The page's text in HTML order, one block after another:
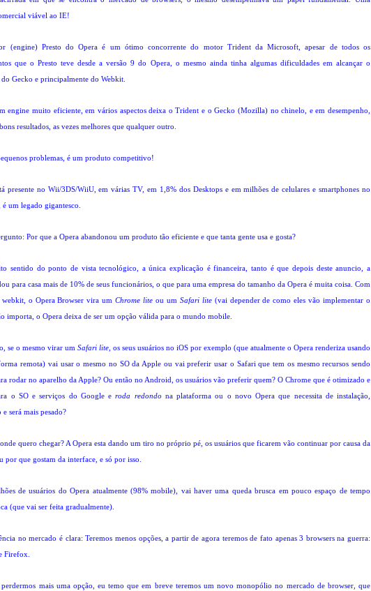
viável ao IE!
(engine) Presto do Opera é um ótimo concorrente do motor Trident da Microsoft, apesar de todos os
que o Presto teve desde a versão 9 do Opera, o mesmo ainda tinha algumas dificuldades em alcançar o
do Gecko e principalmente do Webkit.
engine muito eficiente, em vários aspectos deixa o Trident e o Gecko (Mozilla) no chinelo, e em desempenho,
resultados, as vezes melhores que qualquer outro.
problemas, é um produto competitivo!
presente no Wii/3DS/WiiU, em várias TV, em 1,8% dos Desktops e em milhões de celulares e smartphones no
um legado gigantesco.
Por que a Opera abandonou um produto tão eficiente e que tanta gente usa e gosta?
sentido do ponto de vista tecnológico, a única explicação é financeira, tanto é que depois deste anuncio, a
para casa mais de 10% de seus funcionários, o que para uma empresa do tamanho da Opera é muita coisa. Com
webkit, o Opera Browser vira umChrome lite ou um Safari lite(vai depender de como eles vão implementar o
importa, o Opera deixa de ser um opção válida para o mundo mobile.
se o mesmo virar um Safari lite , os seus usuários no iOS por exemplo (que atualmente o Opera renderiza usando
remota) vai usar o mesmo no SO da Apple ou vai preferir usar o Safari que tem os mesmo recursos sendo
rodar no aparelho da Apple? Ou então no Android, os usuários vão preferir quem? O Chrome que é otimizado e
o SO e serviços do Google eroda redondona plataforma ou o novo Opera que necessita de instalação,
será mais pesado?
quero chegar? A Opera esta dando um tiro no próprio pé, os usuários que ficarem vão continuar por causa da
por que gostam da interface, e só por isso.
de usuários do Opera atualmente (98% mobile), vai haver uma queda brusca em pouco espaço de tempo
(que vai ser feita gradualmente).
no mercado é clara: Teremos menos opções, a partir de agora teremos de fato apenas 3 browsers na guerra:
Firefox.
mais uma opção, eu temo que em breve teremos um novo monopólio no mercado de browser, que